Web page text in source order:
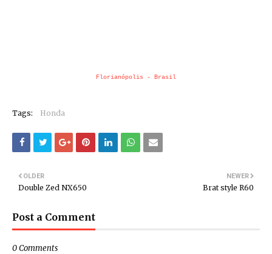
Florianópolis - Brasil
Tags: Honda
NEWER
Brat style R60
OLDER
Double Zed NX650
Post a Comment
0 Comments